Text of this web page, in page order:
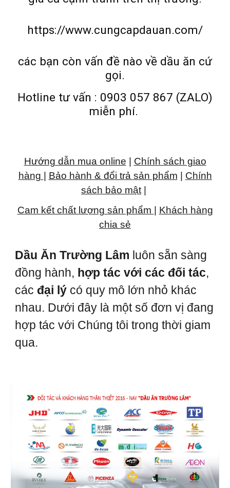
https://www.cungcapdauan.com/
các bạn còn vấn đề nào về dầu ăn cứ
gọi.
Hotline tư vấn : 0903 057 867 (ZALO)
miễn phí.
Hướng dẫn mua online
Chính sách giao
hàng
Bảo hành & đổi trả sản phẩm
Chính
sách bảo mật
Cam kết chất lượng sản phẩm | Khách hàng
chia sẻ
Dầu Ăn Trường Lâm luôn sẵn sàng
đồng hành, hợp tác với các đối tác,
các đại lý có quy mô lớn nhỏ khác
nhau. Dưới đây là một số đơn vị đang
hợp tác với Chúng tôi trong thời giam
qua.